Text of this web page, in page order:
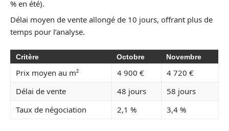
% en été).
Délai moyen de vente allongé de 10 jours, offrant plus de
temps pour l’analyse.
Critère Octobre Novembre
Prix moyen au m² 4 900 €
4 720 €
Délai de vente
48 jours
58 jours
Taux de négociation
2,1 % 3,4 %